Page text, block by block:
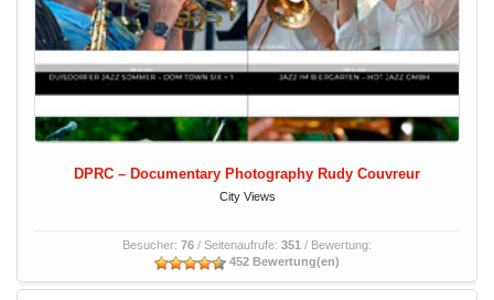
DPRC – Documentary Photography Rudy Couvreur
City Views
Besucher: 76 / Seitenaufrufe: 351 / Bewertung:
452 Bewertung(en)